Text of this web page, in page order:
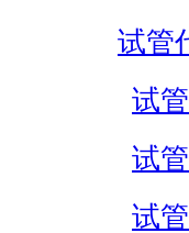
试管
试
试
试